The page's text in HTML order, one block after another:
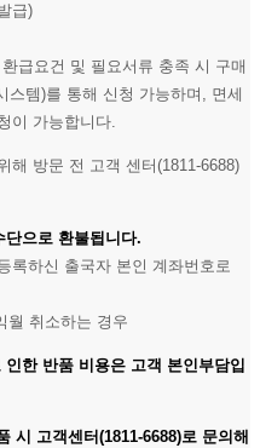
급)
급요건 및 필요서류 충족 시 구매
스템)를 통해 신청 가능하며, 면세
이 가능합니다.
방문 전 고객 센터(1811-6688)
으로 환불됩니다.
하신 출국자 본인 계좌번호로
월 취소하는 경우
한 반품 비용은 고객 본인부담입
시 고객센터(1811-6688)로 문의해